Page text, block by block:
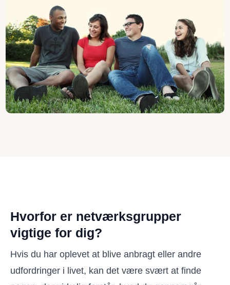
Hvorfor er netværksgrupper
vigtige for dig?
Hvis du har oplevet at blive anbragt eller andre
udfordringer i livet, kan det være svært at finde